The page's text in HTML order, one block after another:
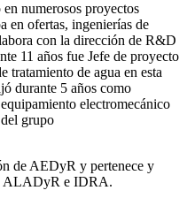
numerosos proyectos
en ofertas, ingenierías de
con la dirección de R&D
11 años fue Jefe de proyecto
tratamiento de agua en esta
durante 5 años como
electromecánico
grupo
de AEDyR y pertenece y
ALADyR e IDRA.